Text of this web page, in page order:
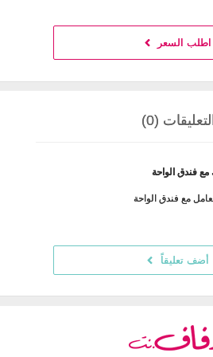
اطلب السعر
(0)
فندق الواحة
مع فندق الواحة
أضف تعليقاً